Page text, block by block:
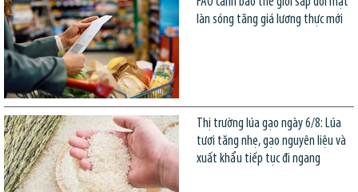
làn sóng tăng giá lương thực mới
Thị trường lúa gạo ngày 6/8: Lúa
tươi tăng nhẹ, gạo nguyên liệu và
xuất khẩu tiếp tục đi ngang